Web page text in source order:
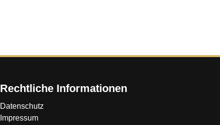
Rechtliche Informationen
Datenschutz
Impressum